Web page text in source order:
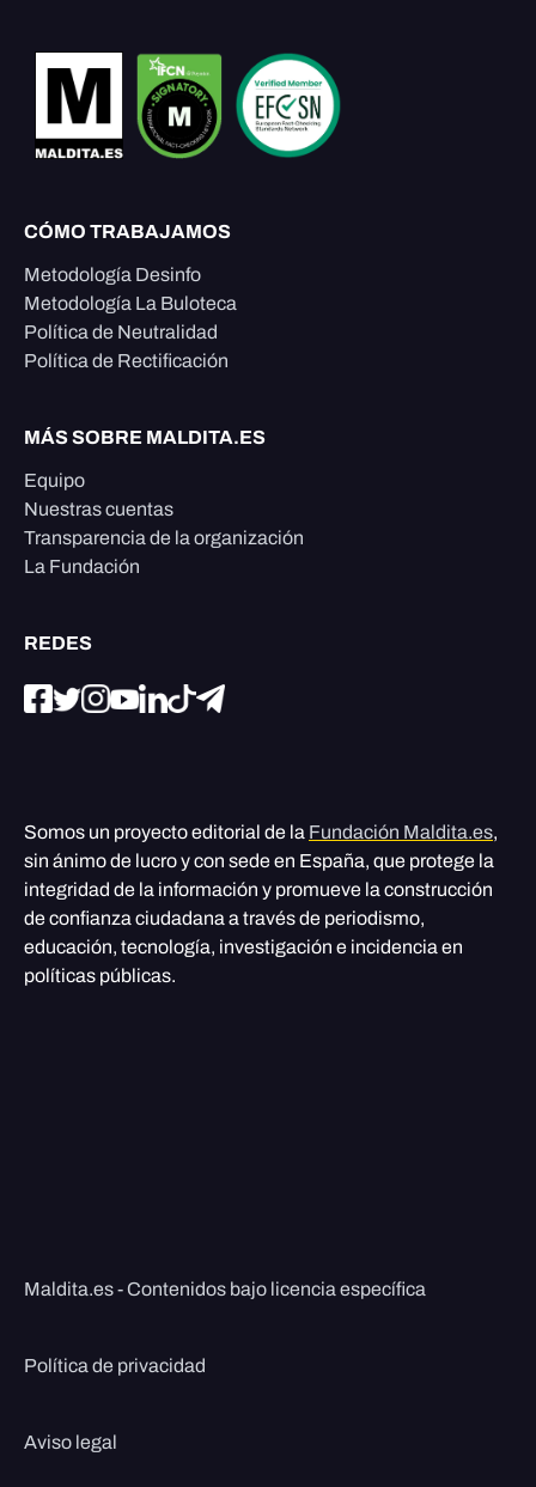
CÓMO TRABAJAMOS
Metodología Desinfo
Metodología La Buloteca
Política de Neutralidad
Política de Rectificación
MÁS SOBRE MALDITA.ES
Equipo
Nuestras cuentas
Transparencia de la organización
La Fundación
REDES
Somos un proyecto editorial de la Fundación Maldita.es,
sin ánimo de lucro y con sede en España, que protege la
integridad de la información y promueve la construcción
de confianza ciudadana a través de periodismo,
educación, tecnología, investigación e incidencia en
políticas públicas.
Maldita.es - Contenidos bajo licencia específica
Política de privacidad
Aviso legal